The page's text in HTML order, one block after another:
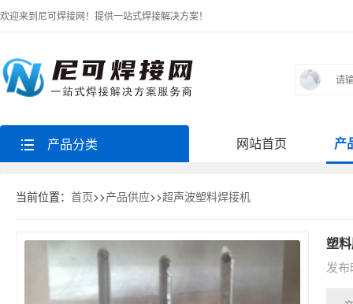
欢迎来到尼可焊接网！提供一站式焊接解决方案！
产品分类 网站首页 产
当前位置： 首页>>产品供应>>超声波塑料焊接机
塑
发